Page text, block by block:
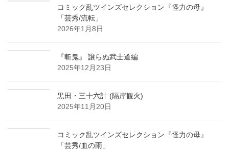
コミック乱ツインズセレクション『怪力の母』
「芸秀/流転」
2026年1月8日
『斬鬼』 譲らぬ武士道編
2025年12月23日
黒田・三十六計 (隔岸観火)
2025年11月20日
コミック乱ツインズセレクション『怪力の母』
「芸秀/血の雨」